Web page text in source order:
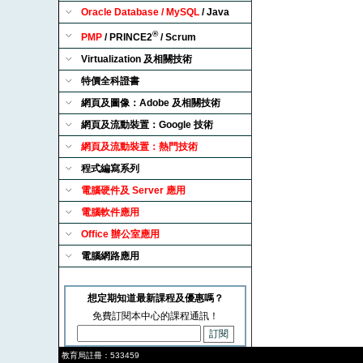
Oracle Database / MySQL / Java
PMP / PRINCE2®/ Scrum
Virtualization 及相關技術
特價全科證書
網頁及圖像：Adobe 及相關技術
網頁及流動裝置：Google 技術
網頁及流動裝置：熱門技術
程式編寫系列
電腦硬件及 Server 應用
電腦軟件應用
Office 辦公室應用
電腦網路應用
想定期知道最新課程及優惠嗎？
免費訂閱本中心的課程通訊！
教育局註冊：533459